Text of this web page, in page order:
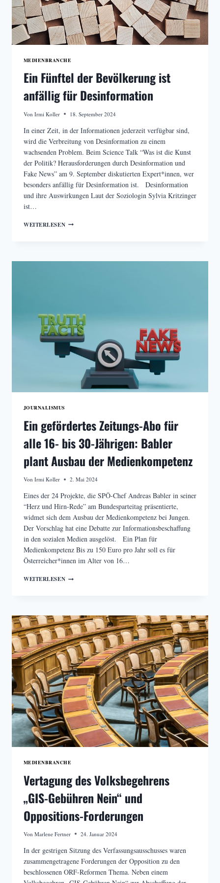
MEDIENBRANCHE
Ein Fünftel der Bevölkerung ist
anfällig für Desinformation
Von Irmi Koller 18. September 2024
In einer Zeit, in der Informationen jederzeit verfügbar sind,
wird die Verbreitung von Desinformation zu einem
wachsenden Problem. Beim Science Talk “Was ist die Kunst
der Politik? Herausforderungen durch Desinformation und
Fake News” am 9. September diskutierten Expert*innen, wer
besonders anfällig für Desinformation ist. Desinformation
und ihre Auswirkungen Laut der Soziologin Sylvia Kritzinger
ist…
WEITERLESENEIN
JOURNALISMUS
Ein gefördertes Zeitungs-Abo für
alle 16- bis 30-Jährigen: Babler
plant Ausbau der Medienkompetenz
Von Irmi Koller 2. Mai 2024
Eines der 24 Projekte, die SPÖ-Chef Andreas Babler in seiner
“Herz und Hirn-Rede” am Bundesparteitag präsentierte,
widmet sich dem Ausbau der Medienkompetenz bei Jungen.
Der Vorschlag hat eine Debatte zur Informationsbeschaffung
in den sozialen Medien ausgelöst. Ein Plan für
Medienkompetenz Bis zu 150 Euro pro Jahr soll es für
Österreicher*innen im Alter von 16…
WEITERLESENEIN
ALLE
16-
BIS
30-
JÄHRIGEN:
BABLER
PLANT
AUSBAU
DER
MEDIENKOMPETENZ
MEDIENBRANCHE
Vertagung des Volksbegehrens
„GIS-Gebühren Nein“ und
Oppositions-Forderungen
Von Marlene Fertner 24. Januar 2024
In der gestrigen Sitzung des Verfassungsausschusses waren
zusammengetragene Forderungen der Opposition zu den
beschlossenen ORF-Reformen Thema. Neben einem